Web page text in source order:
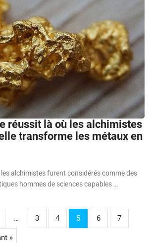
réussit là où les alchimistes
transforme les métaux en
alchimistes furent considérés comme des
hommes de sciences capables …
… 3 4 5 6 7
»